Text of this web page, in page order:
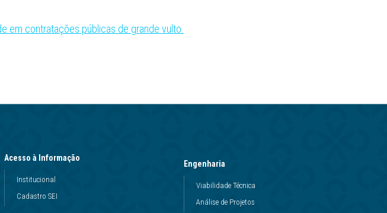
em contratações públicas de grande vulto.
Acesso à Informação
Institucional
Cadastro SEI
Engenharia
Viabilidade Técnica
Análise de Projetos